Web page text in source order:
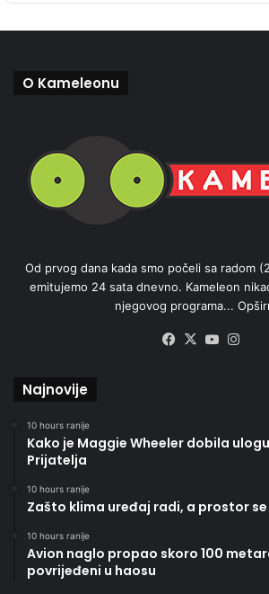
O Kameleonu
Od prvog dana kada smo počeli sa radom
emitujemo 24 sata dnevno. Kameleon
njegovog programa...
Facebook
X YouTube
Najnovije
10 hours ranije
Kako je Maggie Wheeler dobila
Prijatelja
10 hours ranije
Zašto klima uređaj radi, a prostor se
10 hours ranije
Avion naglo propao skoro 100
povrijeđeni u haosu